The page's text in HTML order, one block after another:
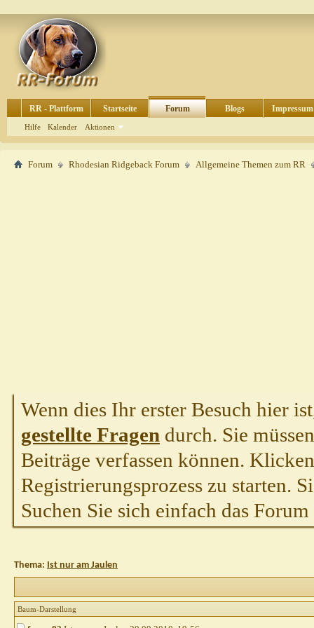
RR - Plattform Startseite Forum
Hilfe Kalender Aktionen
Blogs Impressum
Forum Rhodesian Ridgeback Forum Allgemeine Themen zum RR
Wenn dies Ihr erster Besuch hier
gestellte Fragen durch. Sie
Beiträge verfassen können.
Registrierungsprozess zu starten.
Suchen Sie sich einfach das
Thema: Ist nur am Jaulen
Baum-Darstellung